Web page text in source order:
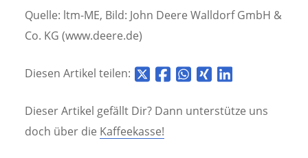
Quelle: ltm-ME, Bild: John Deere Walldorf GmbH &
Co. KG (www.deere.de)
Diesen Artikel teilen:
Dieser Artikel gefällt Dir? Dann unterstütze uns
doch über die Kaffeekasse!